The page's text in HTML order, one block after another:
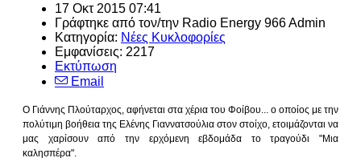
17 Οκτ 2015 07:41
Γράφτηκε από τον/την Radio Energy 966 Admin
Κατηγορία: Νέες Κυκλοφορίες
Εμφανίσεις: 2217
Εκτύπωση
Email
Ο Γιάννης Πλούταρχος, αφήνεται στα χέρια του Φοίβου... ο οποίος με την
πολύτιμη βοήθεια της Ελένης Γιαννατσούλια στον στοίχο, ετοιμάζονται να
μας χαρίσουν από την ερχόμενη εβδομάδα το τραγούδι "Μια
καλησπέρα".